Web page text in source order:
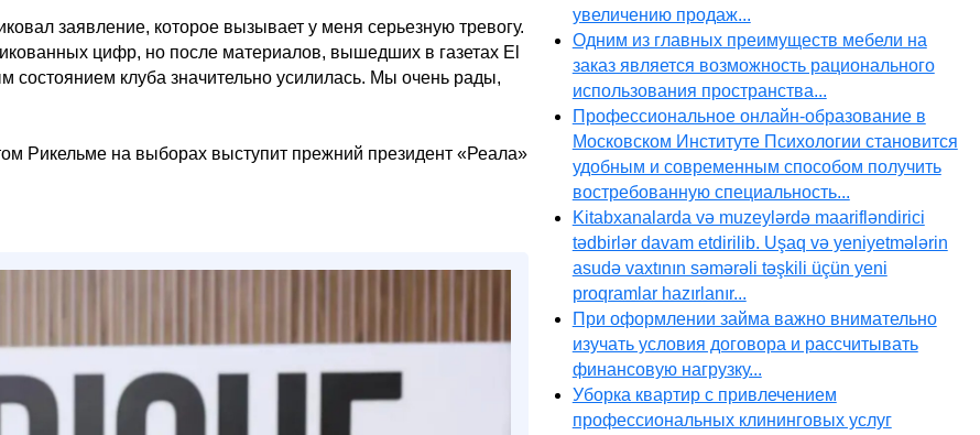
заявление, которое вызывает у меня серьезную тревогу.
цифр, но после материалов, вышедших в газетах El
клуба значительно усилилась. Мы очень рады,
Рикельме на выборах выступит прежний президент «Реала»
увеличению продаж...
Одним из главных преимуществ мебели на
заказ является возможность рационального
использования пространства...
Профессиональное онлайн-образование в
Московском Институте Психологии становится
удобным и современным способом получить
востребованную специальность...
Kitabxanalarda və muzeylərdə maarifləndirici
tədbirlər davam etdirilib. Uşaq və yeniyetmələrin
asudə vaxtının səmərəli təşkili üçün yeni
proqramlar hazırlanır...
При оформлении займа важно внимательно
изучать условия договора и рассчитывать
финансовую нагрузку...
Уборка квартир с привлечением
профессиональных клининговых услуг